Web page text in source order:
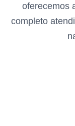
oferecemos
completo